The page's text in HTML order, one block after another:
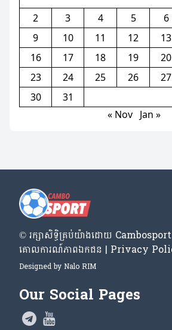
2
3 4 5 6
9
10 11 12 13
16
17 18 19 20
23
24 25 26 27
30
31
« Nov
Jan »
© រក្សា​សិទ្ធិ​គ្រប់​យ៉ាង​ដោយ​ Cambosport
គោលការណ៍​ភាព​ឯកជន | Privacy
Designed by Nalo RIM
Our Social Pages